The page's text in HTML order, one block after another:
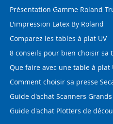
Présentation Gamme Roland
L'impression Latex By Roland
Comparez les tables à plat UV
8 conseils pour bien choisir sa
Que faire avec une table à plat
Comment choisir sa presse
Guide d'achat Scanners
Guide d'achat Plotters de